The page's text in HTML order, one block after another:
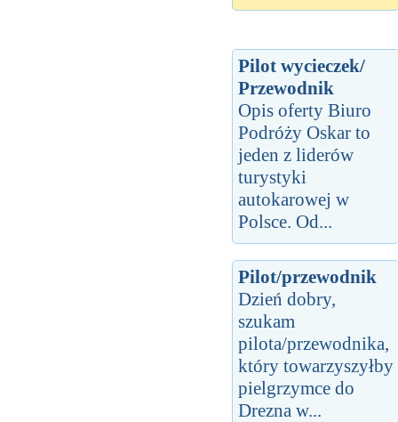
Pilot wycieczek/
Przewodnik
Opis oferty Biuro
Podróży Oskar to
jeden z liderów
turystyki
autokarowej w
Polsce. Od...
Pilot/przewodnik
Dzień dobry,
szukam
pilota/przewodnika,
który towarzyszyłby
pielgrzymce do
Drezna w...